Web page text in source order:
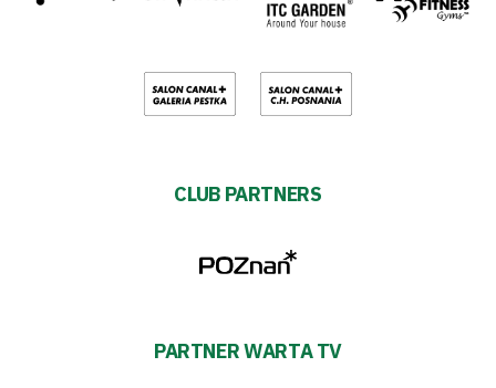
CLUB PARTNERS
PARTNER WARTA TV